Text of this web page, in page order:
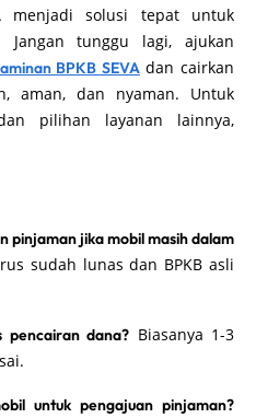
menjadi solusi tepat untuk
Jangan tunggu lagi, ajukan
BPKB SEVAdan cairkan
aman, dan nyaman. Untuk
pilihan layanan lainnya,
pinjaman jika mobil masih dalam
sudah lunas dan BPKB asli
pencairan dana? Biasanya 1-3
untuk pengajuan pinjaman?